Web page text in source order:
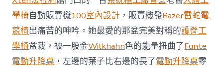
DT
踢
友
誼
賽〉
中
學椅自動販賣機100室內設計 ，販賣機發Razer雷蛇電
競椅出痛苦的呻吟。她最愛的那盆完美對稱的護脊工
學椅盆栽，被一股金Wilkhahn色的能量扭曲了Funte
電動升降桌 ，左邊的葉子比右邊的長了電動升降桌零